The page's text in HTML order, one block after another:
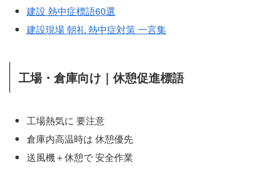
建設 熱中症標語60選
建設現場 朝礼 熱中症対策 一言集
工場・倉庫向け｜休憩促進標語
工場熱気に 要注意
倉庫内高温時は 休憩優先
送風機＋休憩で 安全作業